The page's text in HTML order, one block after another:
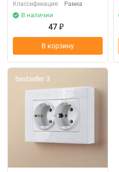
Классификация:
Рамка
В наличии
47 ₽
В корзину
bestseller 3